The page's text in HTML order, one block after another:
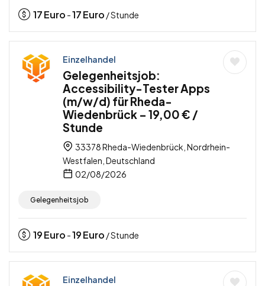
17Euro -17Euro / Stunde
Einzelhandel
Gelegenheitsjob:
Accessibility-Tester Apps
(m/w/d) für Rheda-
Wiedenbrück – 19,00 € /
Stunde
33378 Rheda-Wiedenbrück, Nordrhein-
Westfalen, Deutschland
02/08/2026
Gelegenheitsjob
19Euro -19Euro / Stunde
Einzelhandel